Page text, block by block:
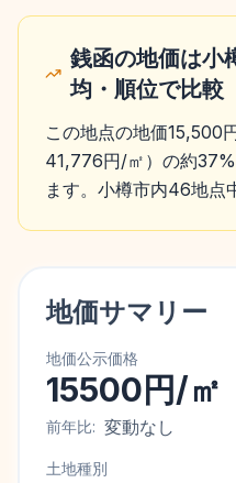
銭函の地価は小
均・順位で比較
この地点の地価15,500
41,776円/㎡）の約
ます。小樽市内46地点
地価サマリー
地価公示価格
15500円/㎡
前年比: 変動なし
土地種別